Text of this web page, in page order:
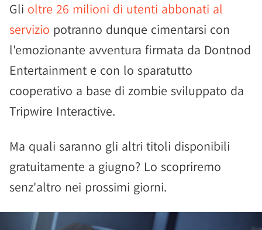
Gli oltre 26 milioni di utenti abbonati al
servizio potranno dunque cimentarsi con
l'emozionante avventura firmata da Dontnod
Entertainment e con lo sparatutto
cooperativo a base di zombie sviluppato da
Tripwire Interactive.
Ma quali saranno gli altri titoli disponibili
gratuitamente a giugno? Lo scopriremo
senz'altro nei prossimi giorni.